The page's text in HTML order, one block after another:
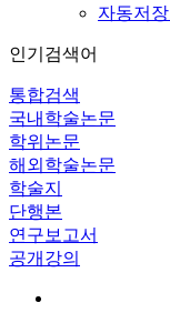
자동저장
인기검색어
통합검색
국내학술논문
학위논문
해외학술논문
학술지
단행본
연구보고서
공개강의